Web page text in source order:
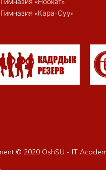
Гимназия «Кара-Суу»
© 2020 OshSU - IT